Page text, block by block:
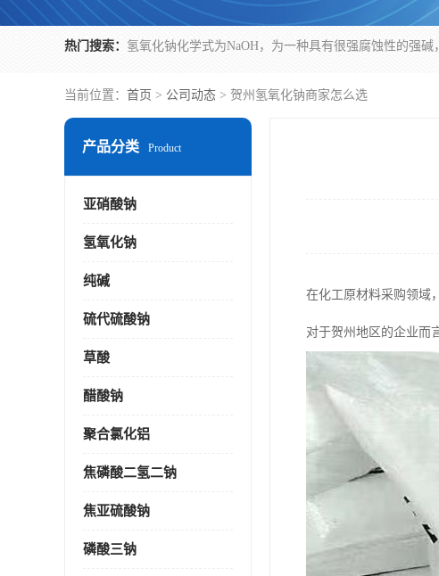
热门搜索：
当前位置： 首页 > 公司动态 > 贺州氢氧化钠商家怎么选
产品分类 Product
亚硝酸钠
氢氧化钠
纯碱
硫代硫酸钠
草酸
醋酸钠
聚合氯化铝
焦磷酸二氢二钠
焦亚硫酸钠
磷酸三钠
在化工原材料采购领域
对于贺州地区的企业而